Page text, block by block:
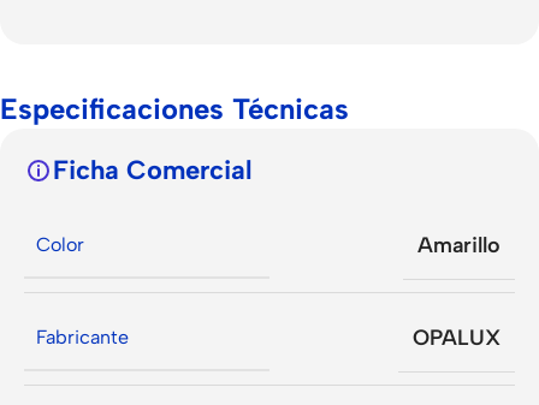
Especificaciones Técnicas
Ficha Comercial
Color Amarillo
Fabricante OPALUX